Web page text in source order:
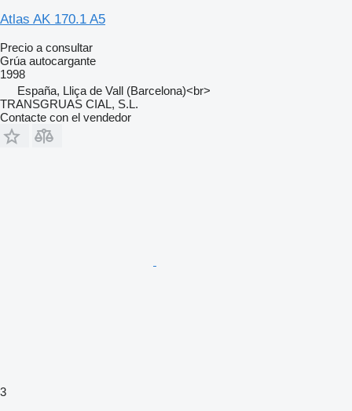
Atlas AK 170.1 A5
Precio a consultar
Grúa autocargante
1998
España, Lliça de Vall (Barcelona)<br>
TRANSGRUAS CIAL, S.L.
Contacte con el vendedor
3